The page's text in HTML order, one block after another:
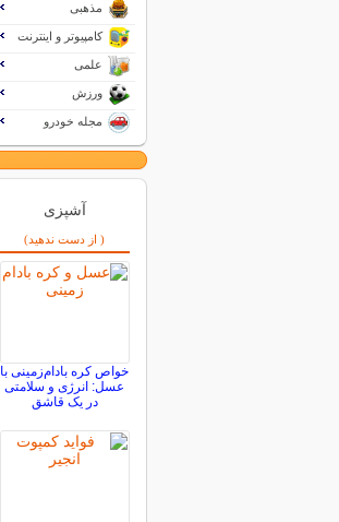
مذهبی
کامپیوتر و اینترنت
علمی
ورزش
مجله خودرو
آشپزی
( از دست ندهید)
خواص کره بادام‌زمینی با
عسل: انرژی و سلامتی
در یک قاشق